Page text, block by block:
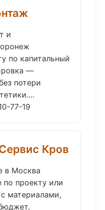
и
по капитальный
—
потери
77-19
Кров
в Москва
по проекту или
материалами,